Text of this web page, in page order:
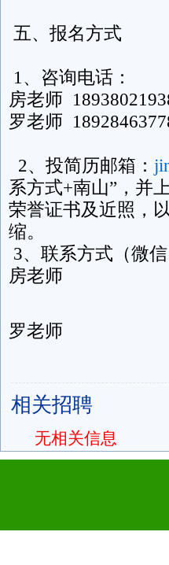
五、报名方式
1、咨询电话：
房老师
罗老师
2、投简历邮箱：
系方式+南山”，并
荣誉证书及近照，
缩。
3、联系方式（微信
房老师
罗老师
相关招聘
无相关信息